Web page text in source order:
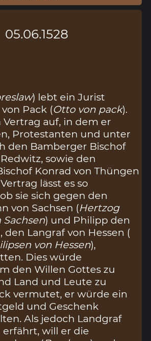
05.06.1528
) lebt ein Jurist
Pack (Otto von pack).
Vertrag auf, in dem er
Protestanten und unter
den Bamberger Bischof
sowie den
Konrad von Thüngen
lässt es so
sie sich gegen den
von Sachsen (Hertzog
Sachsen) und Philipp den
Langraf von Hessen (
von Hessen),
Dies würde
den Willen Gottes zu
Land und Leute zu
vermutet, er würde ein
und Geschenk
Als jedoch Landgraf
erfährt, will er die